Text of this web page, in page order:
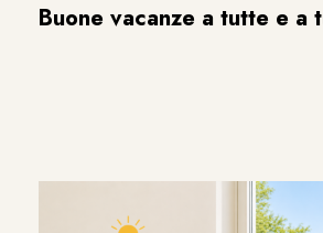
Buone vacanze a tutte e a